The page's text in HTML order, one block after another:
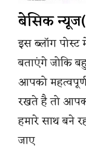
बेसिक
इस ब्लॉग
बताएंगे जोकि
आपको
रखते है तो
हमारे साथ बने
जाए